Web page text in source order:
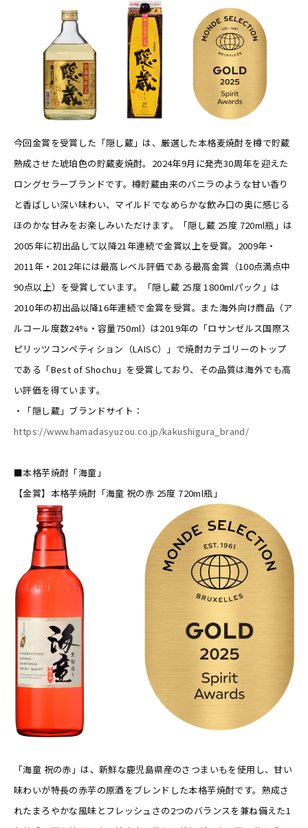
今回金賞を受賞した「隠し蔵」は、厳選した本格麦焼酎を樽で貯蔵
熟成させた琥珀色の貯蔵麦焼酎。2024年9月に発売30周年を迎えた
ロングセラーブランドです。樽貯蔵由来のバニラのような甘い香り
と香ばしい深い味わい、マイルドでなめらかな飲み口の奥に感じる
ほのかな甘みをお楽しみいただけます。「隠し蔵 25度 720ml瓶」は
2005年に初出品して以降21年連続で金賞以上を受賞。2009年・
2011年・2012年には最高レベル評価である最高金賞（100点満点中
90点以上）を受賞しています。「隠し蔵 25度 1800mlパック」は
2010年の初出品以降16年連続で金賞を受賞。また海外向け商品（ア
ルコール度数24%・容量750ml）は2019年の「ロサンゼルス国際ス
ピリッツコンペティション（LAISC）」で焼酎カテゴリーのトップ
である「Best of Shochu」を受賞しており、その品質は海外でも高
い評価を得ています。
・「隠し蔵」ブランドサイト：
https://www.hamadasyuzou.co.jp/kakushigura_brand/
■本格芋焼酎「海童」
【金賞】本格芋焼酎「海童 祝の赤 25度 720ml瓶」
「海童 祝の赤」は、新鮮な鹿児島県産のさつまいもを使用し、甘い
味わいが特長の赤芋の原酒をブレンドした本格芋焼酎です。熟成さ
れたまろやかな風味とフレッシュさの2つのバランスを兼ね備えた1